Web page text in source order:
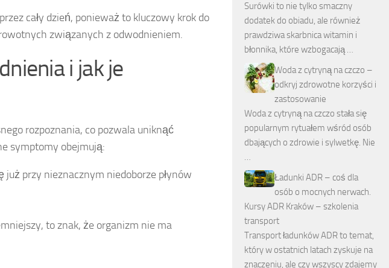
cały dzień, ponieważ to kluczowy krok do
związanych z odwodnieniem.
i jak je
rozpoznania, co pozwala uniknąć
symptomy obejmują:
przy nieznacznym niedoborze płynów
to znak, że organizm nie ma
Surówki to nie tylko smaczny
dodatek do obiadu, ale również
prawdziwa skarbnica witamin i
błonnika, które wzbogacają …
Woda z cytryną na czczo –
odkryj zdrowotne korzyści i
zastosowanie
Woda z cytryną na czczo stała się
popularnym rytuałem wśród osób
dbających o zdrowie i sylwetkę. Nie
…
Ładunki ADR – coś dla
osób o mocnych nerwach.
Kursy ADR Kraków – szkolenia
transport
Transport ładunków ADR to temat,
który w ostatnich latach zyskuje na
znaczeniu, ale czy wszyscy zdajemy